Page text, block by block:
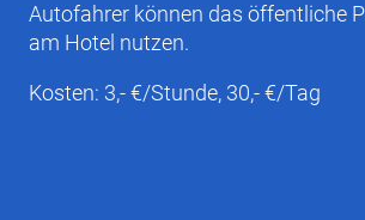
Autofahrer können das öffentliche
am Hotel nutzen.
Kosten: 3,- €/Stunde, 30,- €/Tag